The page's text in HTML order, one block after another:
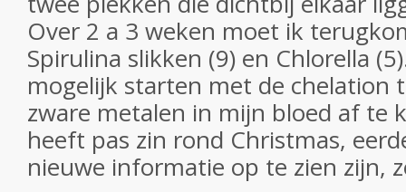
Over 2 a 3 weken moet ik
Spirulina slikken (9) en Chlorella
mogelijk starten met de chelation
zware metalen in mijn bloed af te
heeft pas zin rond Christmas,
nieuwe informatie op te zien zijn,